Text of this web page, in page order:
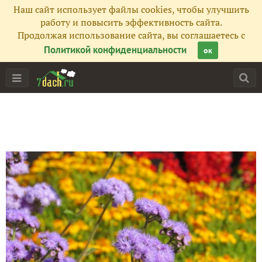
Наш сайт использует файлы cookies, чтобы улучшить
работу и повысить эффективность сайта.
Продолжая использование сайта, вы соглашаетесь с
Политикой конфиденциальности
ок
Все публикации 47
Фото 637
Сейчас обсуждают